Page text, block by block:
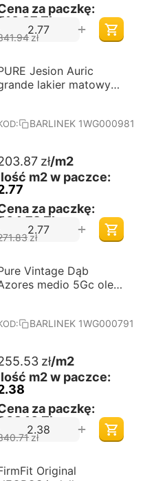
za paczkę:
Zł
zł
+
-25%
Darmowa dostawa
od 60 m2
Jesion Auric
lakier matowy
BARLINEK 1WG000981
zł/m2
m2 w paczce:
za paczkę:
Zł
zł
+
-25%
Darmowa dostawa
od 60 m2
Vintage Dąb
medio 5Gc olej
BARLINEK 1WG000791
zł/m2
m2 w paczce:
za paczkę:
Zł
zł
+
-6%
Darmowa dostawa
Original